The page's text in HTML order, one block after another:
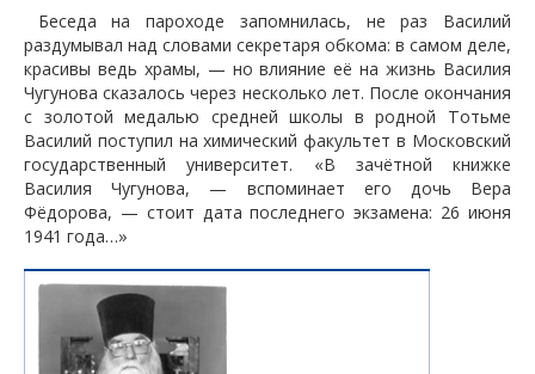
Беседа на пароходе запомнилась, не раз Василий
раздумывал над словами секретаря обкома: в самом деле,
красивы ведь храмы, — но влияние её на жизнь Василия
Чугунова сказалось через несколько лет. После окончания
с золотой медалью средней школы в родной Тотьме
Василий поступил на химический факультет в Московский
государственный университет. «В зачётной книжке
Василия Чугунова, — вспоминает его дочь Вера
Фёдорова, — стоит дата последнего экзамена: 26 июня
1941 года…»